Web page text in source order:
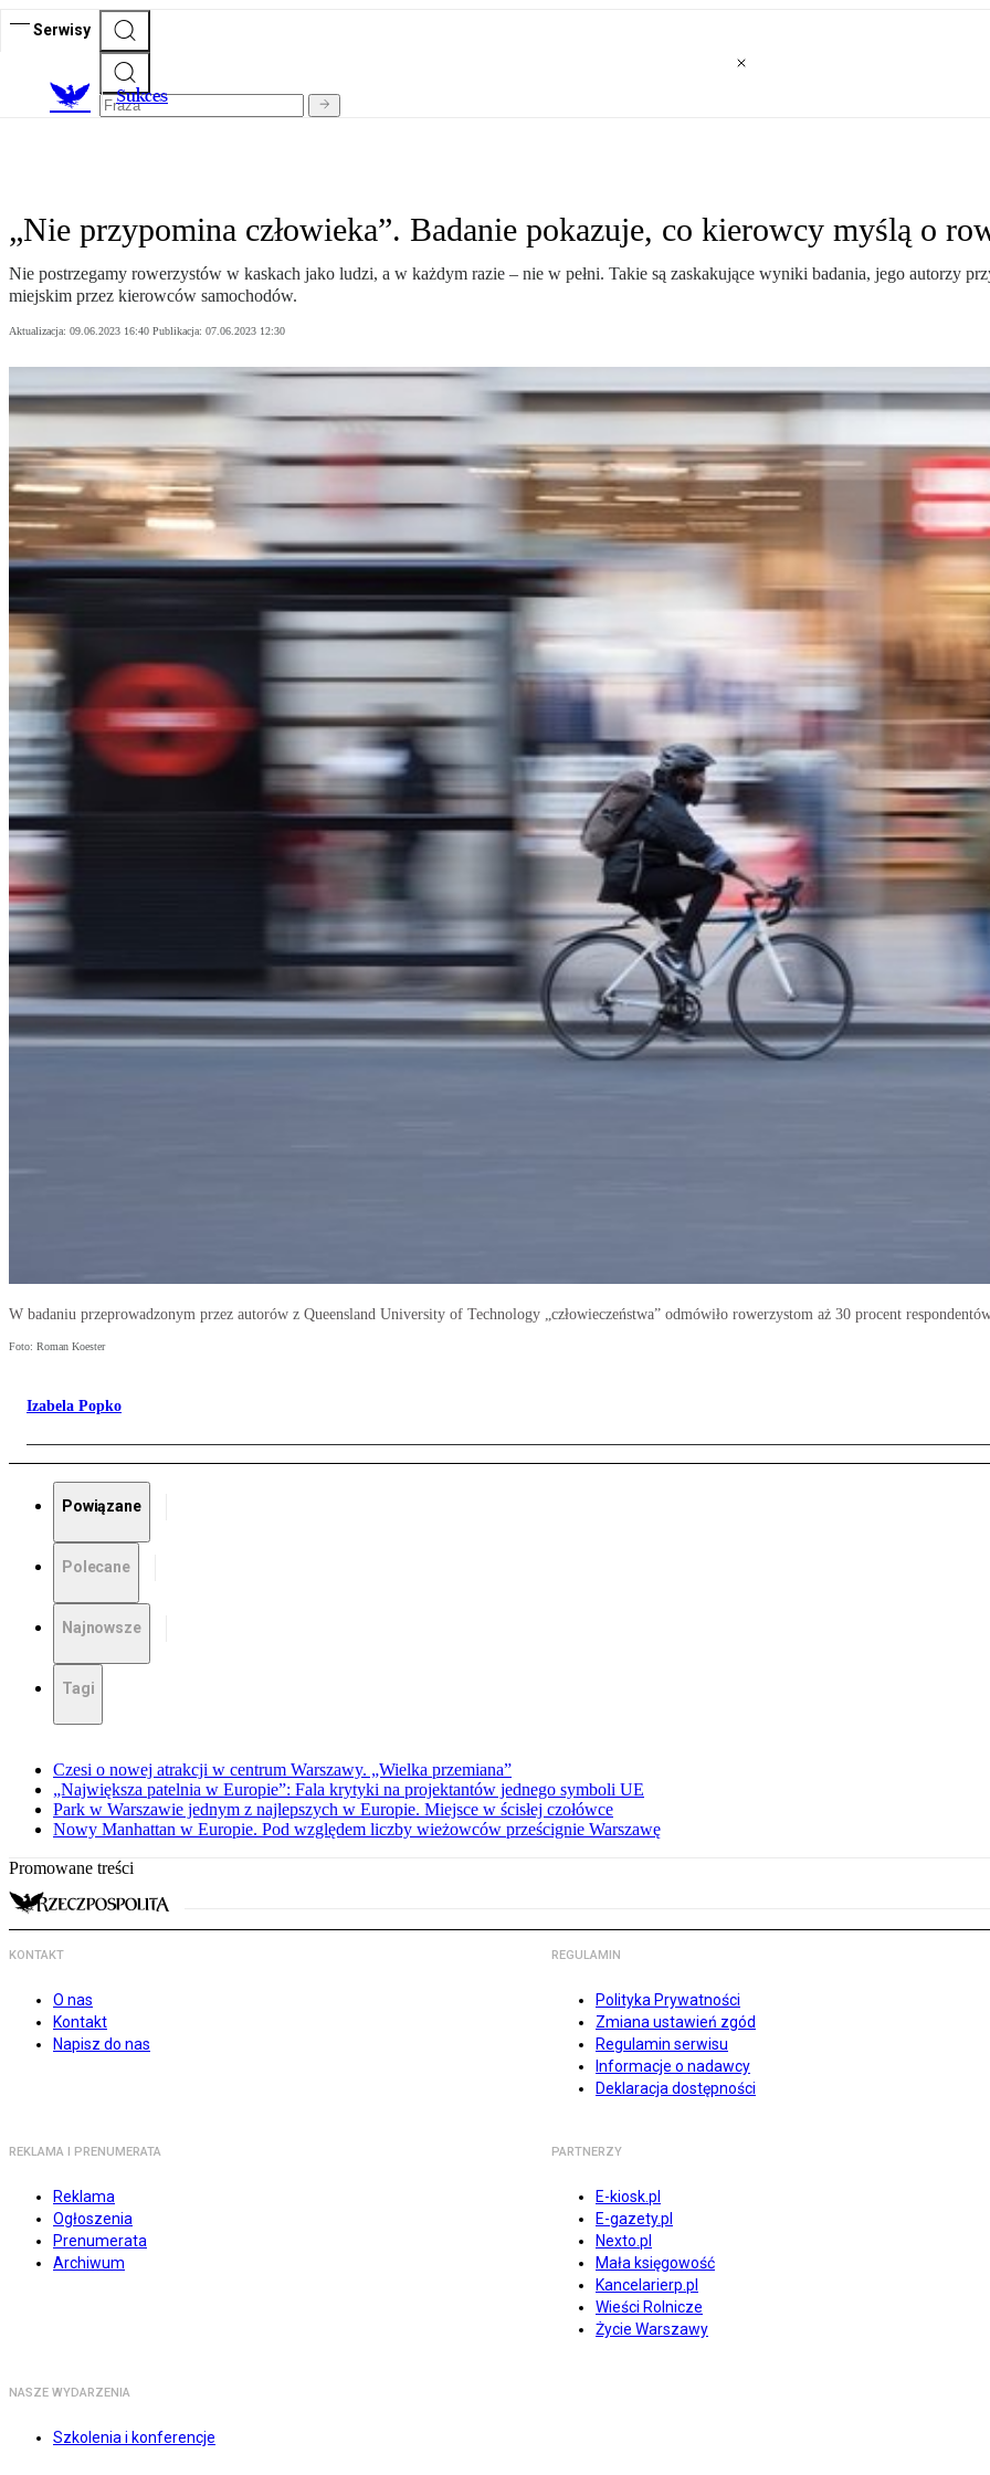
Serwisy
Sukces
„Nie przypomina człowieka”. Badanie pokazuje, co kierowcy myślą o
Nie postrzegamy rowerzystów w kaskach jako ludzi, a w każdym razie – nie w pełni. Takie są zaskakujące wyniki badania, jego autorzy
miejskim przez kierowców samochodów.
Aktualizacja: 09.06.2023 16:40 Publikacja: 07.06.2023 12:30
W badaniu przeprowadzonym przez autorów z Queensland University of Technology „człowieczeństwa” odmówiło rowerzystom aż 30 procent
Foto: Roman Koester
Izabela Popko
Powiązane
Polecane
Najnowsze
Tagi
Czesi o nowej atrakcji w centrum Warszawy. „Wielka przemiana”
„Największa patelnia w Europie”: Fala krytyki na projektantów jednego symboli UE
Park w Warszawie jednym z najlepszych w Europie. Miejsce w ścisłej czołówce
Nowy Manhattan w Europie. Pod względem liczby wieżowców prześcignie Warszawę
Promowane treści
KONTAKT
O nas
Kontakt
Napisz do nas
REGULAMIN
Polityka Prywatności
Zmiana ustawień zgód
Regulamin serwisu
Informacje o nadawcy
Deklaracja dostępności
REKLAMA I PRENUMERATA
Reklama
Ogłoszenia
Prenumerata
Archiwum
PARTNERZY
E-kiosk.pl
E-gazety.pl
Nexto.pl
Mała księgowość
Kancelarierp.pl
Wieści Rolnicze
Życie Warszawy
NASZE WYDARZENIA
Szkolenia i konferencje